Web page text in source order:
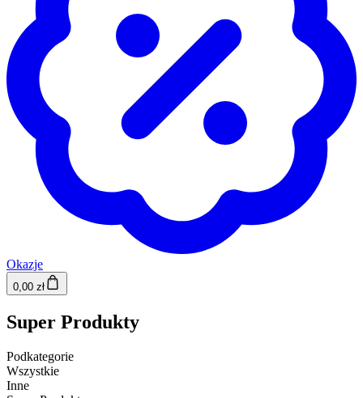
Okazje
0,00 zł
Super Produkty
Podkategorie
Wszystkie
Inne